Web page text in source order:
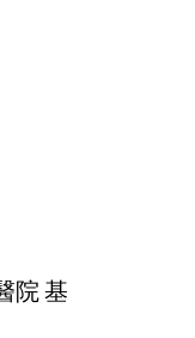
院 基